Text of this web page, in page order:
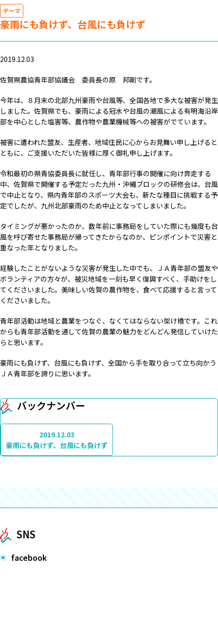
テーマ
豪雨にも負けず、台風にも負けず
2019.12.03
佐賀県農協青年部協議会 委員長の原 邦剛です。
今年は、８月末の北部九州豪雨や台風等、全国各地で多大な被害が発生
しました。佐賀県でも、豪雨による冠水や台風の潮風による有明海沿岸
部を中心とした塩害等、農作物や農業機械等への被害がでています。
被害に遭われた盟友、生産者、地域住民に心からお見舞い申し上げると
ともに、ご支援いただいた皆様に厚く御礼申し上げます。
令和最初の県青協委員長に就任し、青年部行事の開催に向け奔走する
中、佐賀県で開催する予定だった九州・沖縄ブロックの研修会は、台風
で中止となり、県内青年部のスポーツ大会も、新たな種目に挑戦する予
定でしたが、九州北部豪雨のため中止となってしまいました。
タイミングが悪かったのか、数年前に事務局をしていた際にも幾度も台
風を呼び寄せた事務局が帰ってきたからなのか、ピンポイントで災害と
重なった年となりました。
経験したことがないような災害が発生した中でも、ＪＡ青年部の盟友や
ボランティアの方々が、被災地域を一刻も早く復興すべく、手助けをし
てくださいました。美味しい佐賀の農作物を、食べて応援すると言って
くださいました。
青年部活動は地域と農業をつなぐ、なくてはならない架け橋です。これ
からも青年部活動を通して佐賀の農業の魅力をどんどん発信していけた
らと思います。
豪雨にも負けず、台風にも負けず、全国から手を取り合って立ち向かう
ＪＡ青年部を誇りに思います。
バックナンバー
2019.12.03
豪雨にも負けず、台風にも負けず
SNS
facebook